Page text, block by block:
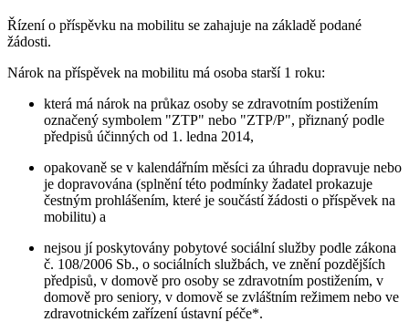
Řízení o příspěvku na mobilitu se zahajuje na základě podané
žádosti.
Nárok na příspěvek na mobilitu má osoba starší 1 roku:
která má nárok na průkaz osoby se zdravotním postižením
označený symbolem "ZTP" nebo "ZTP/P", přiznaný podle
předpisů účinných od 1. ledna 2014,
opakovaně se v kalendářním měsíci za úhradu dopravuje nebo
je dopravována (splnění této podmínky žadatel prokazuje
čestným prohlášením, které je součástí žádosti o příspěvek na
mobilitu) a
nejsou jí poskytovány pobytové sociální služby podle zákona
č. 108/2006 Sb., o sociálních službách, ve znění pozdějších
předpisů, v domově pro osoby se zdravotním postižením, v
domově pro seniory, v domově se zvláštním režimem nebo ve
zdravotnickém zařízení ústavní péče*.